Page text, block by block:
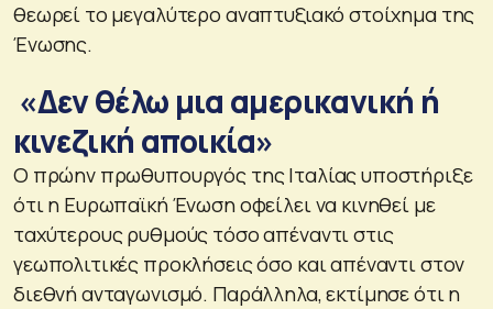
θεωρεί το μεγαλύτερο αναπτυξιακό στοίχημα της
Ένωσης.
«Δεν θέλω μια αμερικανική ή
κινεζική αποικία»
Ο πρώην πρωθυπουργός της Ιταλίας υποστήριξε
ότι η Ευρωπαϊκή Ένωση οφείλει να κινηθεί με
ταχύτερους ρυθμούς τόσο απέναντι στις
γεωπολιτικές προκλήσεις όσο και απέναντι στον
διεθνή ανταγωνισμό. Παράλληλα, εκτίμησε ότι η